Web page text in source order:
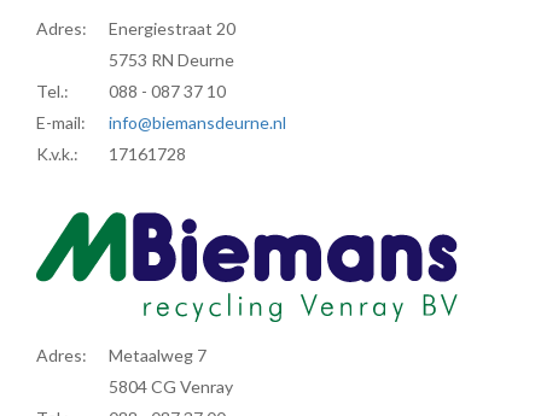
Adres:
Energiestraat 20
5753 RN Deurne
Tel.:
088 - 087 37 10
E-mail:
info@biemansdeurne.nl
K.v.k.:
17161728
Adres:
Metaalweg 7
5804 CG Venray